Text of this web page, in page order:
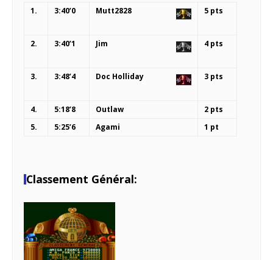
1. 3:40’0 Mutt2828 5 pts
2. 3:40’1 Jim 4 pts
3. 3:48’4 Doc Holliday 3 pts
4. 5:18’8 Outlaw
2 pts
5.
5:25’6 Agami 1 pt
Classement Général: